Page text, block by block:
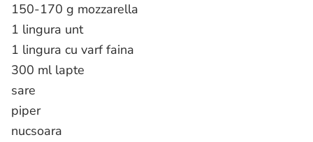
150-170 g mozzarella
1 lingura unt
1 lingura cu varf faina
300 ml lapte
sare
piper
nucsoara